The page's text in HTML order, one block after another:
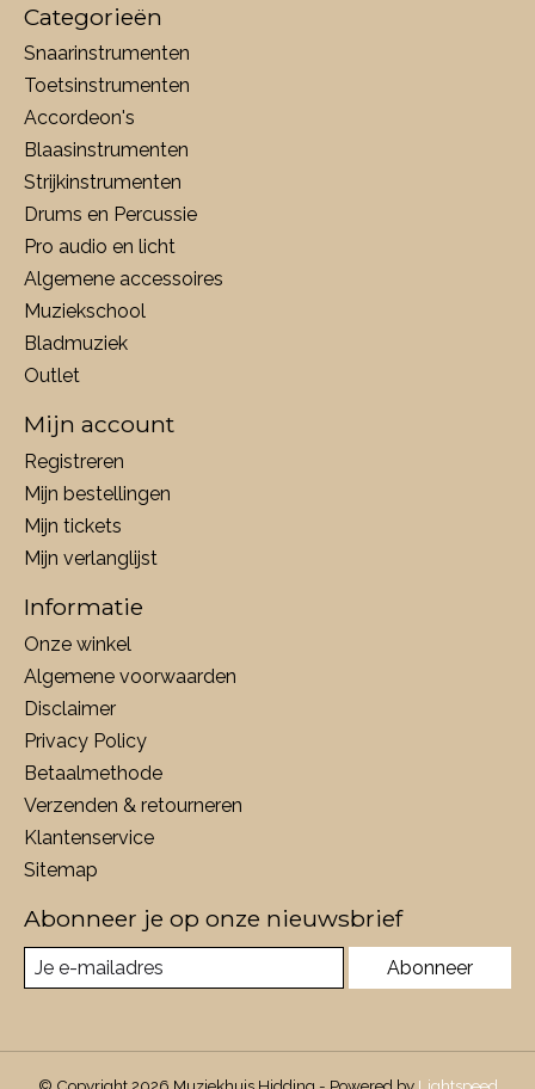
Categorieën
Snaarinstrumenten
Toetsinstrumenten
Accordeon's
Blaasinstrumenten
Strijkinstrumenten
Drums en Percussie
Pro audio en licht
Algemene accessoires
Muziekschool
Bladmuziek
Outlet
Mijn account
Registreren
Mijn bestellingen
Mijn tickets
Mijn verlanglijst
Informatie
Onze winkel
Algemene voorwaarden
Disclaimer
Privacy Policy
Betaalmethode
Verzenden & retourneren
Klantenservice
Sitemap
Abonneer je op onze nieuwsbrief
Abonneer
© Copyright 2026 Muziekhuis Hidding - Powered by Lightspeed